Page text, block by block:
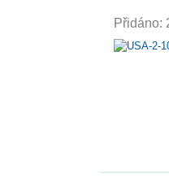
Přidáno: